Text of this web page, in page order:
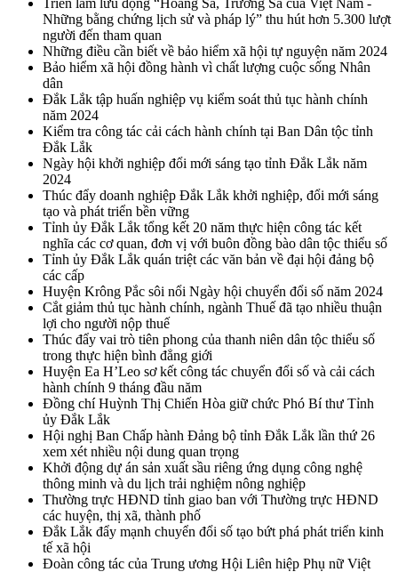
Triển lãm lưu động “Hoàng Sa, Trường Sa của Việt Nam -
Những bằng chứng lịch sử và pháp lý” thu hút hơn 5.300 lượt
người đến tham quan
Những điều cần biết về bảo hiểm xã hội tự nguyện năm 2024
Bảo hiểm xã hội đồng hành vì chất lượng cuộc sống Nhân
dân
Đắk Lắk tập huấn nghiệp vụ kiểm soát thủ tục hành chính
năm 2024
Kiểm tra công tác cải cách hành chính tại Ban Dân tộc tỉnh
Đắk Lắk
Ngày hội khởi nghiệp đổi mới sáng tạo tỉnh Đắk Lắk năm
2024
Thúc đẩy doanh nghiệp Đắk Lắk khởi nghiệp, đổi mới sáng
tạo và phát triển bền vững
Tỉnh ủy Đắk Lắk tổng kết 20 năm thực hiện công tác kết
nghĩa các cơ quan, đơn vị với buôn đồng bào dân tộc thiểu số
Tỉnh ủy Đắk Lắk quán triệt các văn bản về đại hội đảng bộ
các cấp
Huyện Krông Pắc sôi nổi Ngày hội chuyển đổi số năm 2024
Cắt giảm thủ tục hành chính, ngành Thuế đã tạo nhiều thuận
lợi cho người nộp thuế
Thúc đẩy vai trò tiên phong của thanh niên dân tộc thiểu số
trong thực hiện bình đẳng giới
Huyện Ea H’Leo sơ kết công tác chuyển đổi số và cải cách
hành chính 9 tháng đầu năm
Đồng chí Huỳnh Thị Chiến Hòa giữ chức Phó Bí thư Tỉnh
ủy Đắk Lắk
Hội nghị Ban Chấp hành Đảng bộ tỉnh Đắk Lắk lần thứ 26
xem xét nhiều nội dung quan trọng
Khởi động dự án sản xuất sầu riêng ứng dụng công nghệ
thông minh và du lịch trải nghiệm nông nghiệp
Thường trực HĐND tỉnh giao ban với Thường trực HĐND
các huyện, thị xã, thành phố
Đắk Lắk đẩy mạnh chuyển đổi số tạo bứt phá phát triển kinh
tế xã hội
Đoàn công tác của Trung ương Hội Liên hiệp Phụ nữ Việt